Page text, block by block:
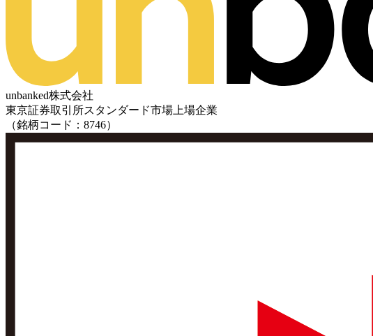
unbanked株式会社
東京証券取引所スタンダード市場上場企業
（銘柄コード：8746）